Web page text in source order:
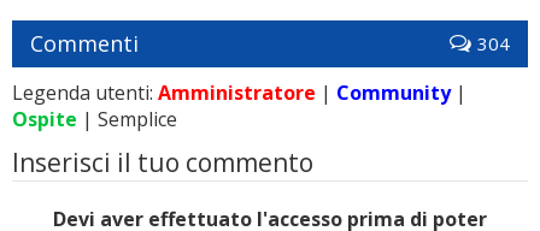
Commenti 304
Legenda utenti: Amministratore | Community|
Ospite | Semplice
Inserisci il tuo commento
Devi aver effettuato l'accesso prima di poter